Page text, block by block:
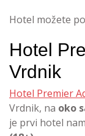
Hotel možete
Hotel
Vrdnik
Hotel Premier
Vrdnik, na oko
je prvi hotel